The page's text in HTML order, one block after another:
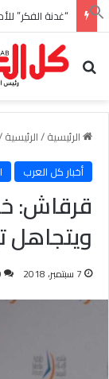
“غدنة الفكر”
بحث عن
الرئيسية/الرئيسية
أخبار كل العرب
قرقاش:
ويتجاهل
7 سبتمبر، 2018